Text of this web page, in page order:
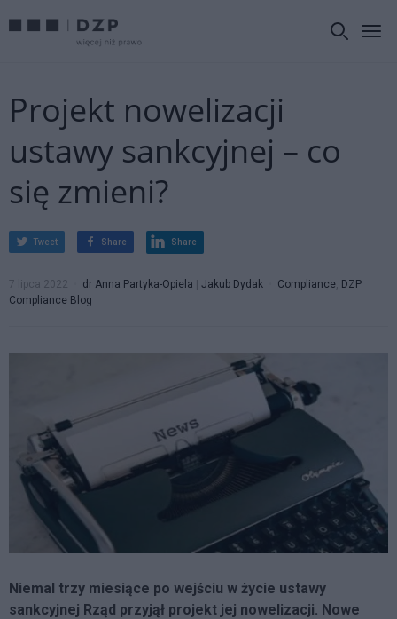
Projekt nowelizacji
ustawy sankcyjnej – co
się zmieni?
Tweet Share Share
7 lipca 2022 dr Anna Partyka-Opiela | Jakub Dydak Compliance, DZP
Compliance Blog
Niemal trzy miesiące po wejściu w życie ustawy
sankcyjnej Rząd przyjął projekt jej nowelizacji. Nowe